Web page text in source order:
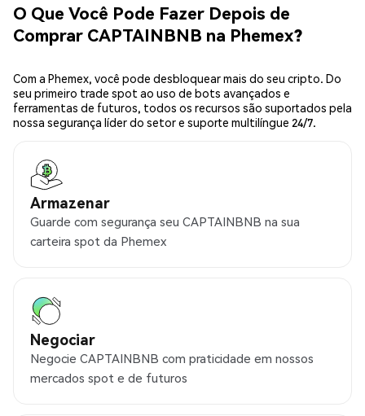
O Que Você Pode Fazer Depois de
Comprar CAPTAINBNB na Phemex?
Com a Phemex, você pode desbloquear mais do seu cripto. Do
seu primeiro trade spot ao uso de bots avançados e
ferramentas de futuros, todos os recursos são suportados pela
nossa segurança líder do setor e suporte multilíngue 24/7.
Armazenar
Guarde com segurança seu CAPTAINBNB na sua
carteira spot da Phemex
Negociar
Negocie CAPTAINBNB com praticidade em nossos
mercados spot e de futuros